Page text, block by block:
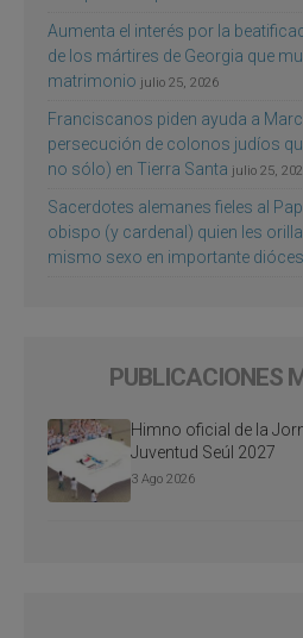
Aumenta el interés por la
de los mártires de Georgia que
matrimonio julio 25, 2026
Franciscanos piden ayuda a
persecución de colonos judíos
no sólo) en Tierra Santa julio 25,
Sacerdotes alemanes fieles al
obispo (y cardenal) quien les
mismo sexo en importante
PUBLICACIONES
Himno oficial de la
Juventud Seúl 2027
3 Ago 2026